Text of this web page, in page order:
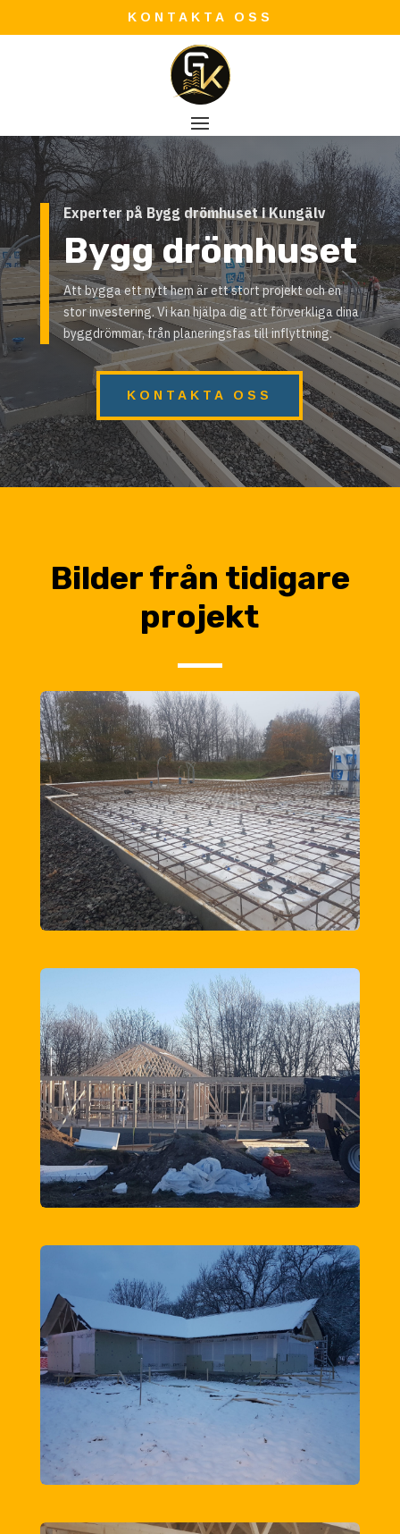
KONTAKTA OSS
Experter på Bygg drömhuset i Kungälv
Bygg drömhuset
Att bygga ett nytt hem är ett stort projekt och en
stor investering. Vi kan hjälpa dig att förverkliga dina
byggdrömmar, från planeringsfas till inflyttning.
KONTAKTA OSS
Bilder från tidigare
projekt